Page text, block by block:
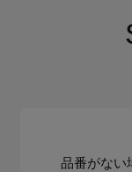
品番がない